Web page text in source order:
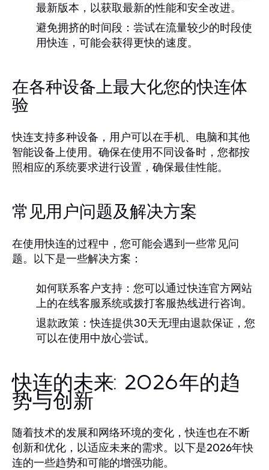
最新版本，以获取最新的性能和安全改进。
避免拥挤的时间段： 尝试在流量较少的时段使
用快连，可能会获得更快的速度。
在各种设备上最大化您的快连体
验
快连支持多种设备，用户可以在手机、电脑和其他
智能设备上使用。确保在使用不同设备时，您都按
照相应的系统要求进行设置，确保最佳性能。
常见用户问题及解决方案
在使用快连的过程中，您可能会遇到一些常见问
题。以下是一些解决方案：
如何联系客户支持： 您可以通过快连官方网站
上的在线客服系统或拨打客服热线进行咨询。
退款政策：快连提供30天无理由退款保证，您
可以在使用中放心尝试。
快连的未来: 2026年的趋
势与创新
随着技术的发展和网络环境的变化，快连也在不断
创新和优化，以适应未来的需求。以下是2026年快
连的一些趋势和可能的增强功能。